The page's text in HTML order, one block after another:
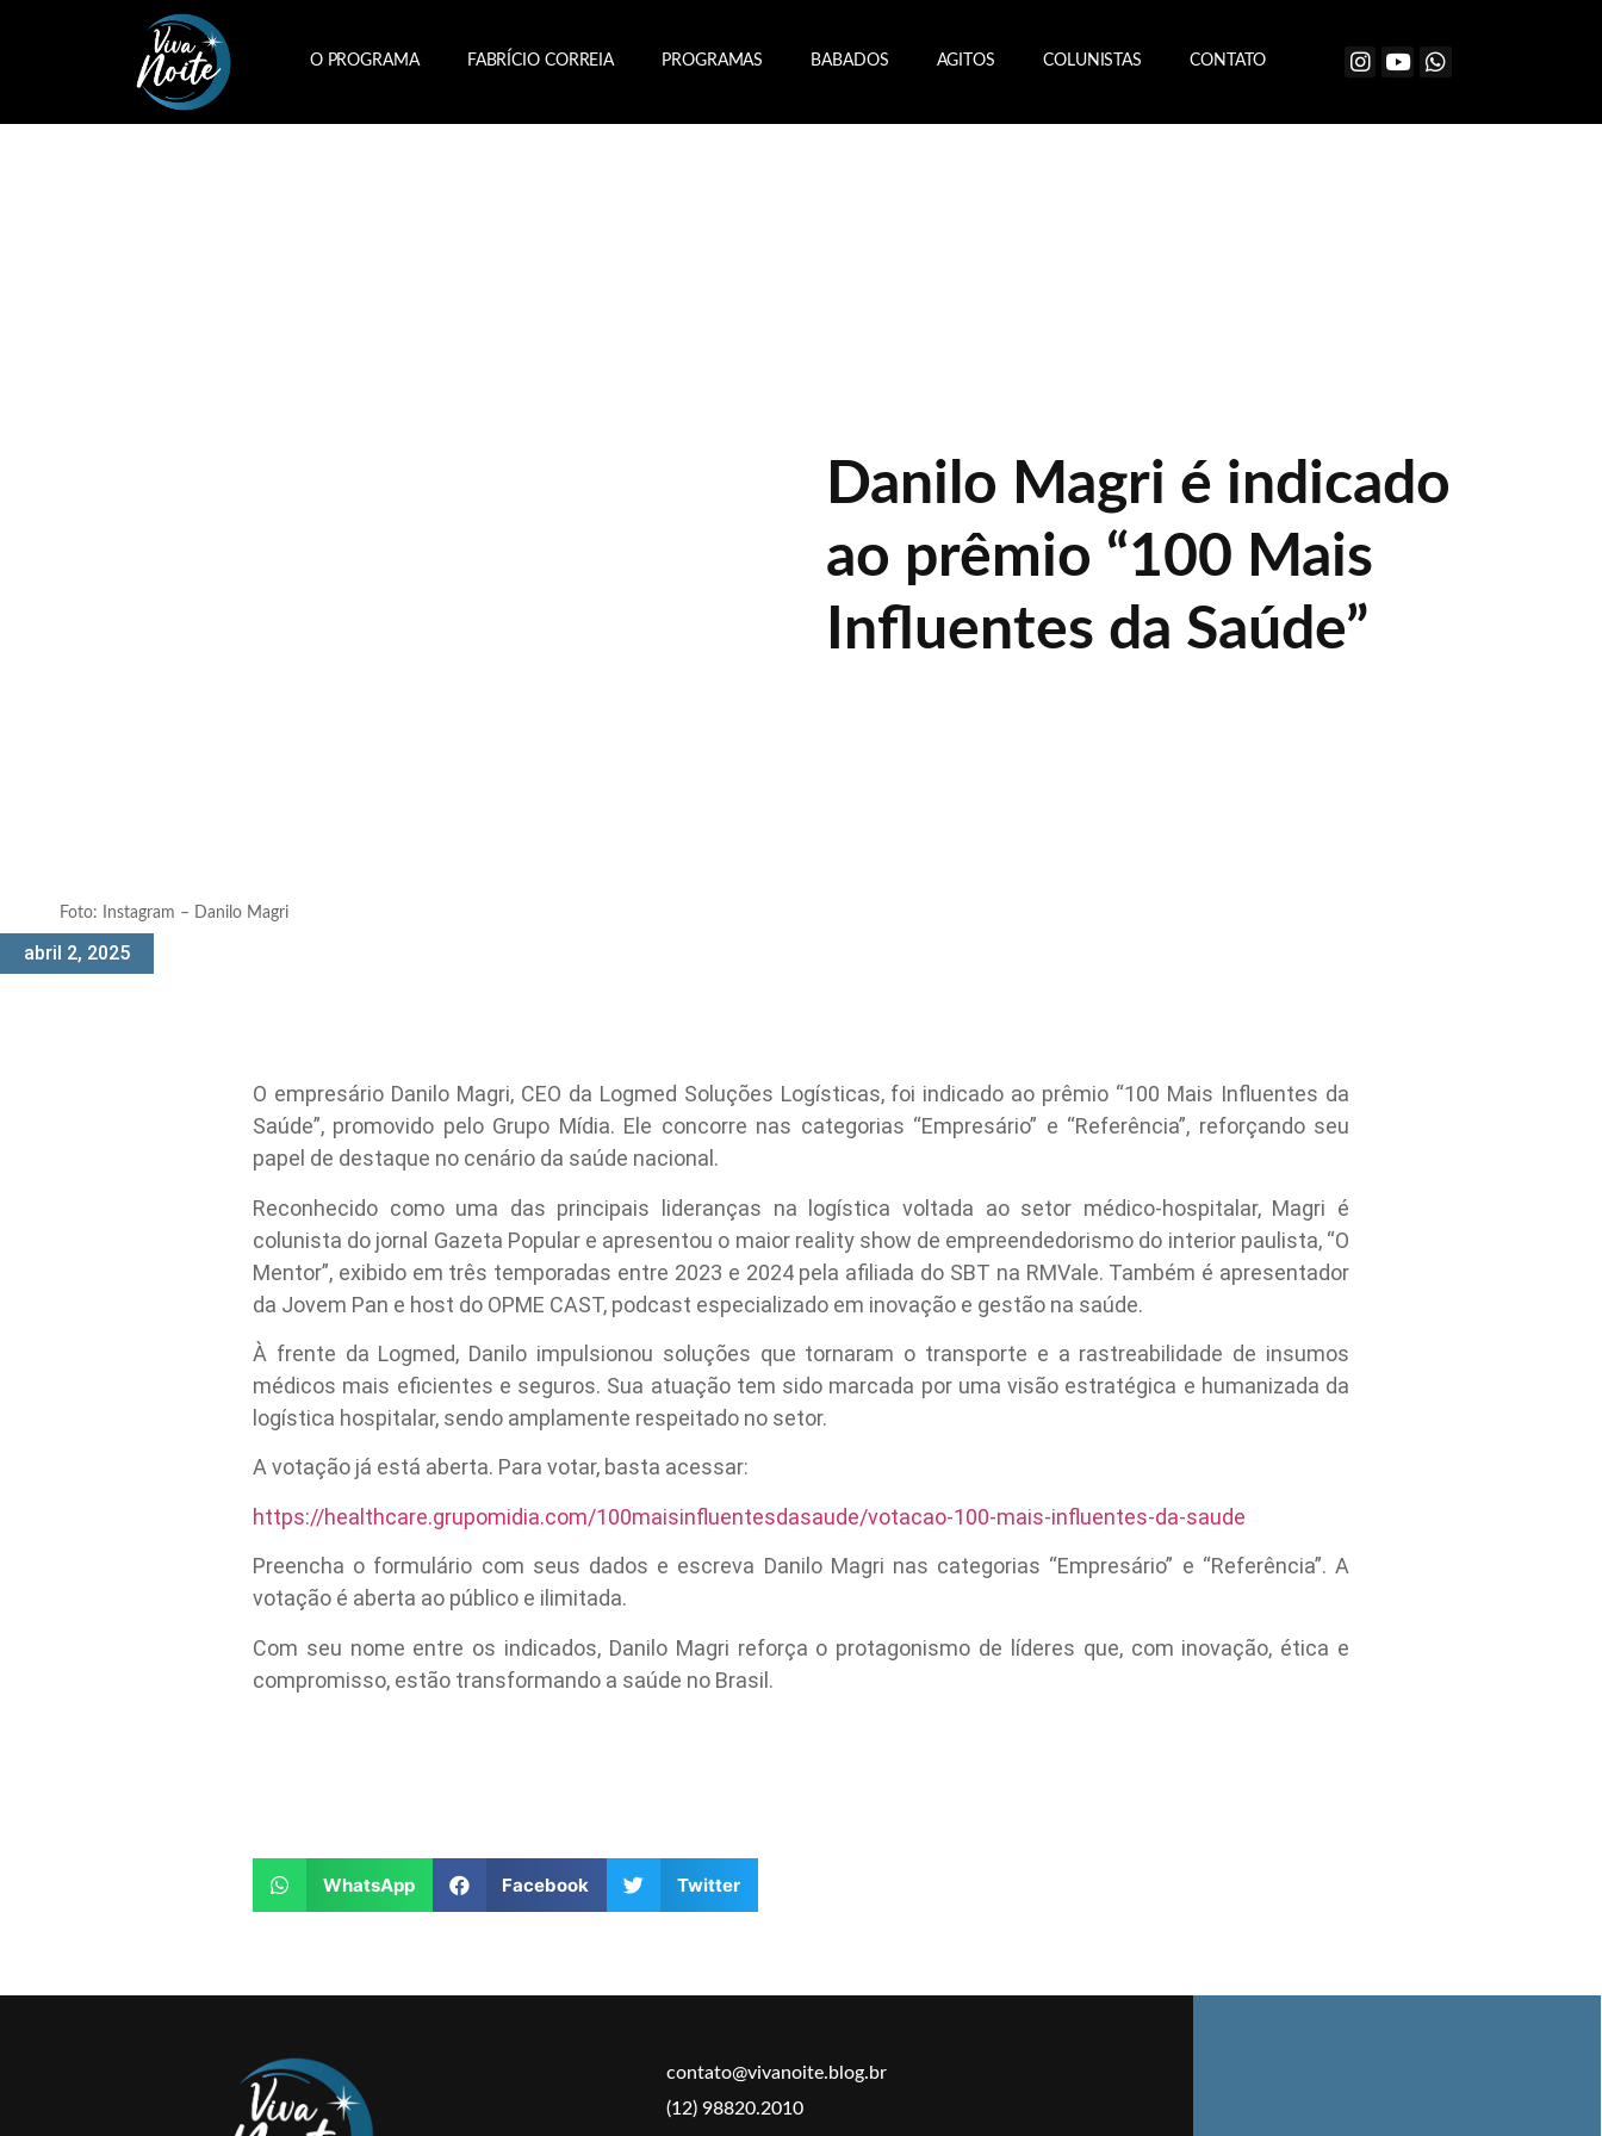
O PROGRAMA FABRÍCIO CORREIA PROGRAMAS BABADOS AGITOS COLUNISTAS CONTATO
Foto: Instagram – Danilo Magri
abril 2, 2025
Danilo Magri é indicado
ao prêmio “100 Mais
Influentes da Saúde”
O empresário Danilo Magri, CEO da Logmed Soluções Logísticas, foi indicado ao prêmio “100 Mais Influentes da
Saúde”, promovido pelo Grupo Mídia. Ele concorre nas categorias “Empresário” e “Referência”, reforçando seu
papel de destaque no cenário da saúde nacional.
Reconhecido como uma das principais lideranças na logística voltada ao setor médico-hospitalar, Magri é
colunista do jornal Gazeta Popular e apresentou o maior reality show de empreendedorismo do interior paulista, “O
Mentor”, exibido em três temporadas entre 2023 e 2024 pela afiliada do SBT na RMVale. Também é apresentador
da Jovem Pan e host do OPME CAST, podcast especializado em inovação e gestão na saúde.
À frente da Logmed, Danilo impulsionou soluções que tornaram o transporte e a rastreabilidade de insumos
médicos mais eficientes e seguros. Sua atuação tem sido marcada por uma visão estratégica e humanizada da
logística hospitalar, sendo amplamente respeitado no setor.
A votação já está aberta. Para votar, basta acessar:
https://healthcare.grupomidia.com/100maisinfluentesdasaude/votacao-100-mais-influentes-da-saude
Preencha o formulário com seus dados e escreva Danilo Magri nas categorias “Empresário” e “Referência”. A
votação é aberta ao público e ilimitada.
Com seu nome entre os indicados, Danilo Magri reforça o protagonismo de líderes que, com inovação, ética e
compromisso, estão transformando a saúde no Brasil.
WhatsApp Facebook Twitter
contato@vivanoite.blog.br
(12) 98820.2010